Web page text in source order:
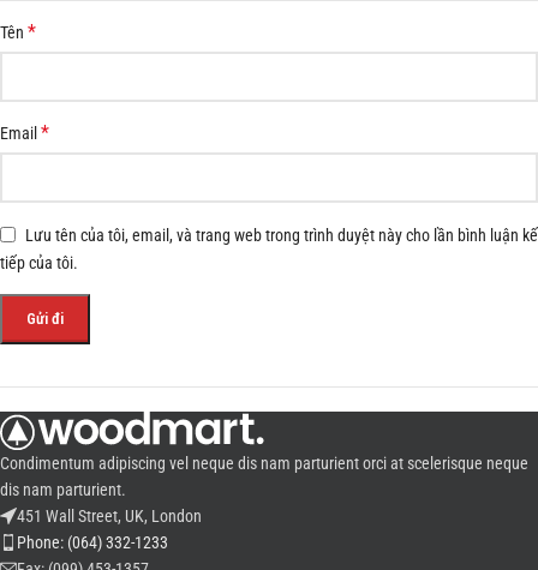
Tên *
Email*
Lưu tên của tôi, email, và trang web trong trình duyệt này cho lần bình luận kế
tiếp của tôi.
Condimentum adipiscing vel neque dis nam parturient orci at scelerisque neque
dis nam parturient.
451 Wall Street, UK, London
Phone: (064) 332-1233